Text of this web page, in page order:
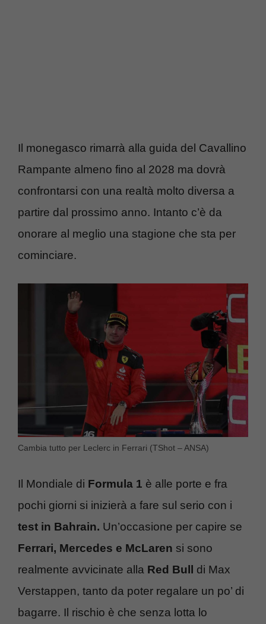
Il monegasco rimarrà alla guida del Cavallino
Rampante almeno fino al 2028 ma dovrà
confrontarsi con una realtà molto diversa a
partire dal prossimo anno. Intanto c’è da
onorare al meglio una stagione che sta per
cominciare.
Cambia tutto per Leclerc in Ferrari (TShot – ANSA)
Il Mondiale di Formula 1 è alle porte e fra
pochi giorni si inizierà a fare sul serio con i
test in Bahrain. Un’occasione per capire se
Ferrari, Mercedes e McLaren si sono
realmente avvicinate alla Red Bull di Max
Verstappen, tanto da poter regalare un po’ di
bagarre. Il rischio è che senza lotta lo